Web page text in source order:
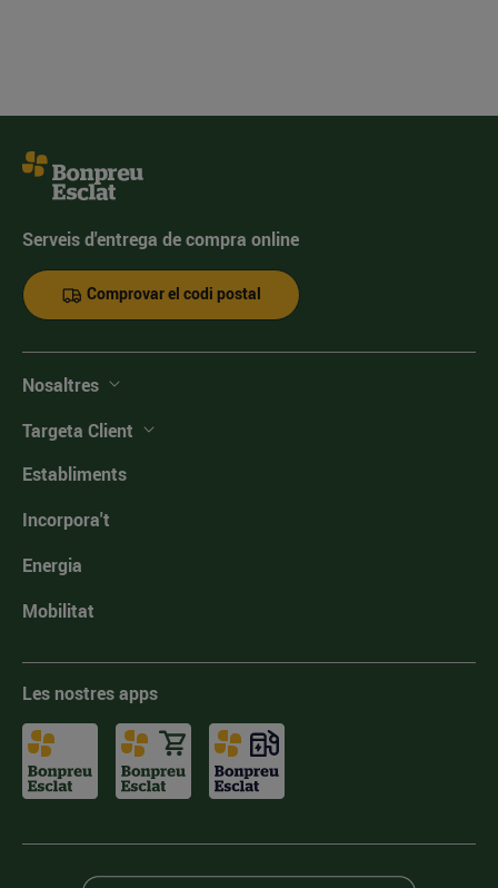
Serveis d'entrega de compra online
Comprovar el codi postal
Nosaltres
Targeta Client
Establiments
Incorpora't
Energia
Mobilitat
Les nostres apps